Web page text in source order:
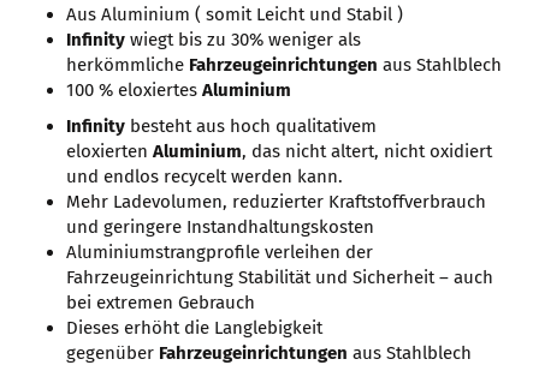
​Aus Aluminium ( somit Leicht und Stabil )
Infinity wiegt bis zu 30% weniger als
herkömmliche Fahrzeugeinrichtungen aus Stahlblech
100 % eloxiertes Aluminium
Infinity besteht aus hoch qualitativem
eloxierten Aluminium, das nicht altert, nicht oxidiert
und endlos recycelt werden kann.
Mehr Ladevolumen, reduzierter Kraftstoffverbrauch
und geringere Instandhaltungskosten
Aluminiumstrangprofile verleihen der
Fahrzeugeinrichtung Stabilität und Sicherheit – auch
bei extremen Gebrauch
Dieses erhöht die Langlebigkeit
gegenüber Fahrzeugeinrichtungen aus Stahlblech